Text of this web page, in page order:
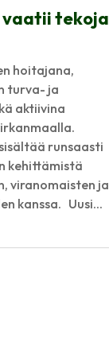
vaatii tekoja
hoitajana,
turva- ja
aktiivina
runsaasti
kehittämistä
viranomaisten ja
kanssa. Uusi...